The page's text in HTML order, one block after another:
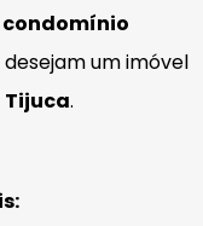
um imóvel
.